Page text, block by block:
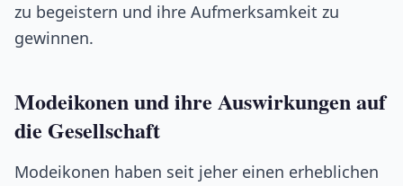
zu begeistern und ihre Aufmerksamkeit zu
gewinnen.
Modeikonen und ihre Auswirkungen auf
die Gesellschaft
Modeikonen haben seit jeher einen erheblichen